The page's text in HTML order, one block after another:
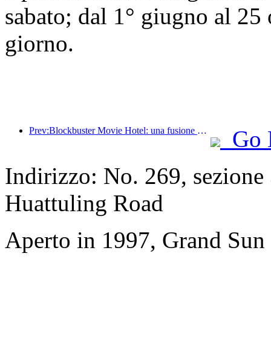
sabato; dal 1° giugno al
giorno.
Prev:Blockbuster Movie Hotel: una fusione creativa di cultura cinematografica ed esperienza di alloggio
Go
Indirizzo: No. 269,
Huattuling Road
Aperto in 1997, Grand